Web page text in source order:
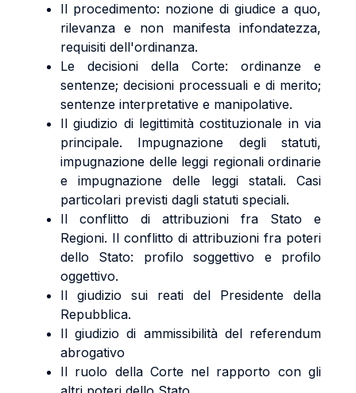
Il procedimento: nozione di giudice a quo,
rilevanza e non manifesta infondatezza,
requisiti dell'ordinanza.
Le decisioni della Corte: ordinanze e
sentenze; decisioni processuali e di merito;
sentenze interpretative e manipolative.
Il giudizio di legittimità costituzionale in via
principale. Impugnazione degli statuti,
impugnazione delle leggi regionali ordinarie
e impugnazione delle leggi statali. Casi
particolari previsti dagli statuti speciali.
Il conflitto di attribuzioni fra Stato e
Regioni. Il conflitto di attribuzioni fra poteri
dello Stato: profilo soggettivo e profilo
oggettivo.
Il giudizio sui reati del Presidente della
Repubblica.
Il giudizio di ammissibilità del referendum
abrogativo
Il ruolo della Corte nel rapporto con gli